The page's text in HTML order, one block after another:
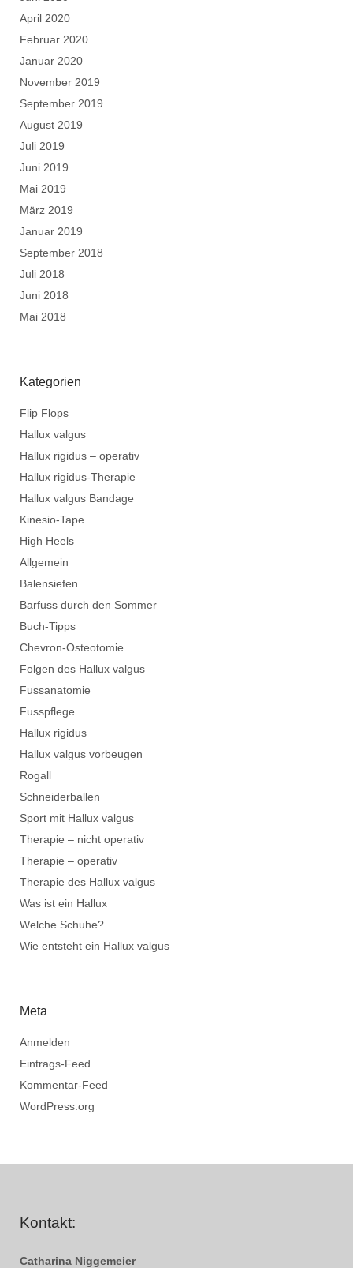
April 2020
Februar 2020
Januar 2020
November 2019
September 2019
August 2019
Juli 2019
Juni 2019
Mai 2019
März 2019
Januar 2019
September 2018
Juli 2018
Juni 2018
Mai 2018
Kategorien
Flip Flops
Hallux valgus
Hallux rigidus – operativ
Hallux rigidus-Therapie
Hallux valgus Bandage
Kinesio-Tape
High Heels
Allgemein
Balensiefen
Barfuss durch den Sommer
Buch-Tipps
Chevron-Osteotomie
Folgen des Hallux valgus
Fussanatomie
Fusspflege
Hallux rigidus
Hallux valgus vorbeugen
Rogall
Schneiderballen
Sport mit Hallux valgus
Therapie – nicht operativ
Therapie – operativ
Therapie des Hallux valgus
Was ist ein Hallux
Welche Schuhe?
Wie entsteht ein Hallux valgus
Meta
Anmelden
Eintrags-Feed
Kommentar-Feed
WordPress.org
Kontakt:
Catharina Niggemeier